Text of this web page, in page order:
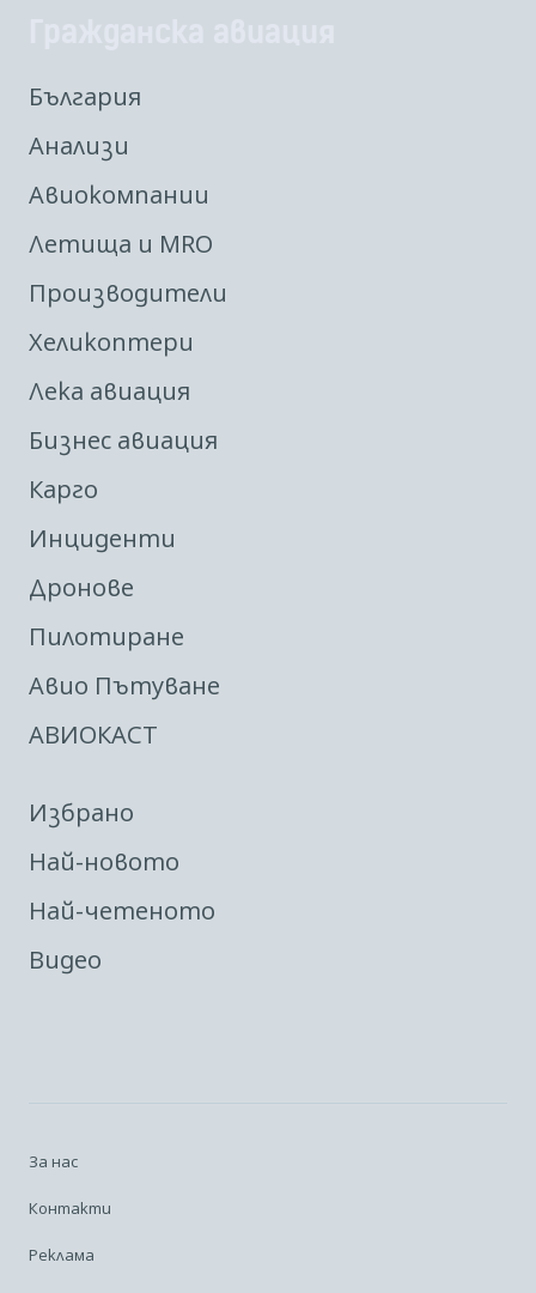
България
Анализи
Авиокомпании
Летища и MRO
Производители
Хеликоптери
Лека авиация
Бизнес авиация
Карго
Инциденти
Дронове
Пилотиране
Авио Пътуване
АВИОКАСТ
Избрано
Най-новото
Най-четеното
Видео
За нас
Контакти
Реклама